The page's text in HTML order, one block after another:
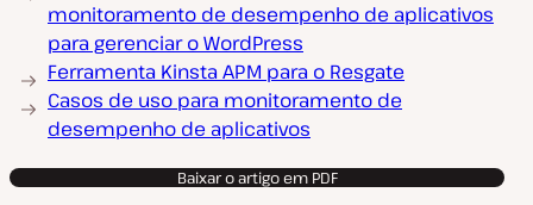
monitoramento de desempenho de aplicativos
para gerenciar o WordPress
Ferramenta Kinsta APM para o Resgate
Casos de uso para monitoramento de
desempenho de aplicativos
Baixar o artigo em PDF